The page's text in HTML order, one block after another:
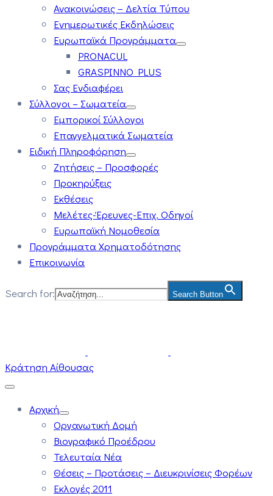
Ανακοινώσεις – Δελτία Τύπου
Ενημερωτικές Εκδηλώσεις
Ευρωπαϊκά Προγράμματα
PRONACUL
GRASPINNO PLUS
Σας Ενδιαφέρει
Σύλλογοι – Σωματεία
Εμπορικοί Σύλλογοι
Επαγγελματικά Σωματεία
Ειδική Πληροφόρηση
Ζητήσεις – Προσφορές
Προκηρύξεις
Εκθέσεις
Μελέτες-Έρευνες-Επιχ. Οδηγοί
Ευρωπαϊκή Νομοθεσία
Προγράμματα Χρηματοδότησης
Επικοινωνία
Search for: Search Button
Κράτηση Αίθουσας
Αρχική
Οργανωτική Δομή
Βιογραφικό Προέδρου
Τελευταία Νέα
Θέσεις – Προτάσεις – Διευκρινίσεις Φορέων
Εκλογές 2011